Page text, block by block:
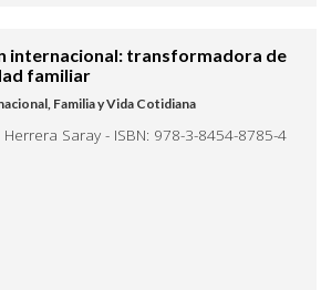
internacional: transformadora de
familiar
Familia y Vida Cotidiana
Saray - ISBN: 978-3-8454-8785-4